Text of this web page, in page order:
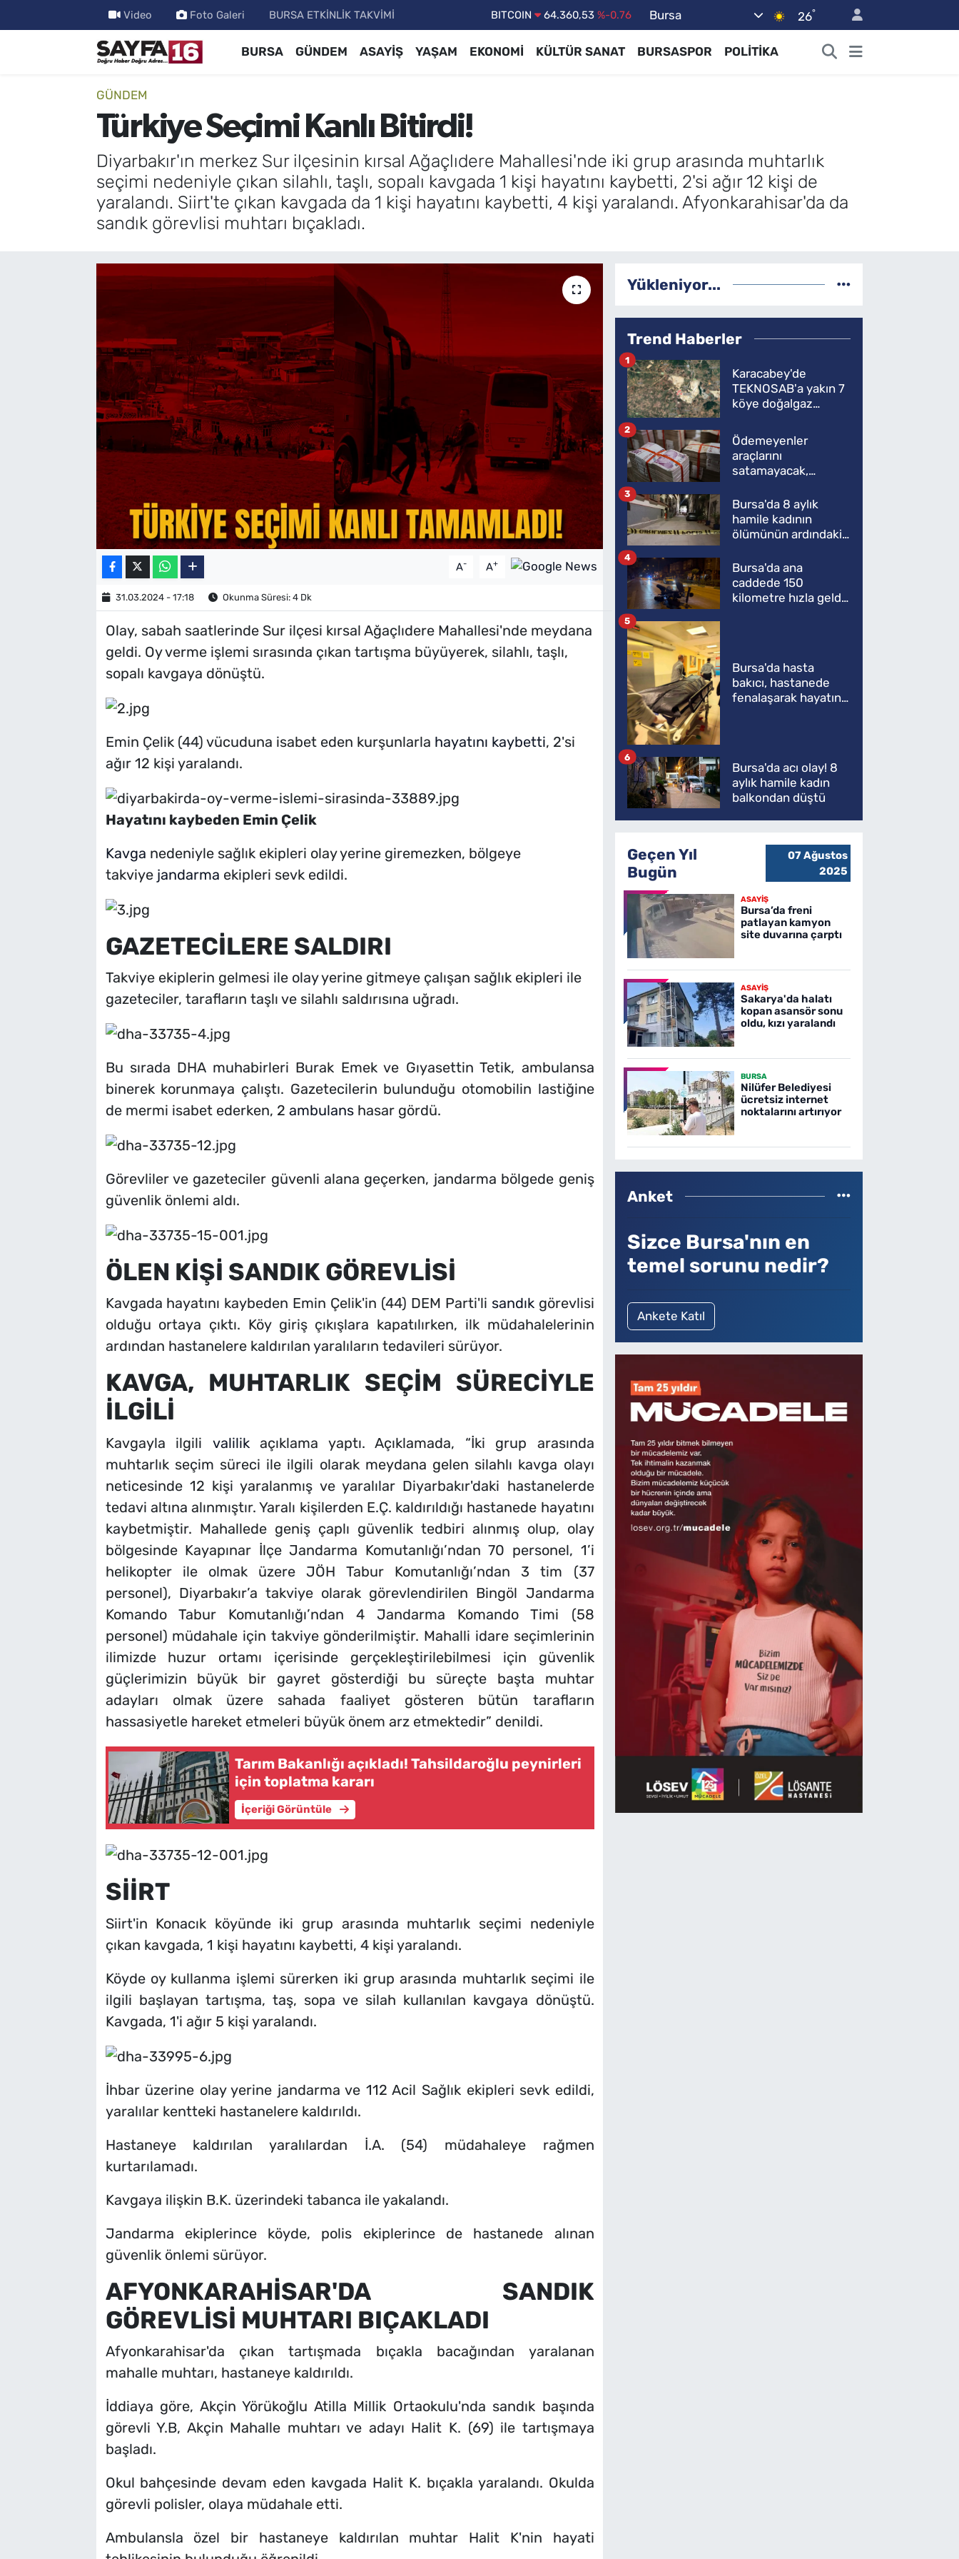
Video Foto Galeri BURSA ETKİNLİK TAKVİMİ DOLAR 47,7143 %0.16
Bursa 26°
BURSA GÜNDEM ASAYİŞ YAŞAM EKONOMİ KÜLTÜR SANAT BURSASPOR POLİTİKA
GÜNDEM
Türkiye Seçimi Kanlı Bitirdi!
Diyarbakır'ın merkez Sur ilçesinin kırsal Ağaçlıdere Mahallesi'nde iki grup arasında muhtarlık
seçimi nedeniyle çıkan silahlı, taşlı, sopalı kavgada 1 kişi hayatını kaybetti, 2'si ağır 12 kişi de
yaralandı. Siirt'te çıkan kavgada da 1 kişi hayatını kaybetti, 4 kişi yaralandı. Afyonkarahisar'da da
sandık görevlisi muhtarı bıçakladı.
A- A+
31.03.2024 - 17:18 Okunma Süresi: 4 Dk
Olay, sabah saatlerinde Sur ilçesi kırsal Ağaçlıdere Mahallesi'nde meydana
geldi. Oy verme işlemi sırasında çıkan tartışma büyüyerek, silahlı, taşlı,
sopalı kavgaya dönüştü.
Emin Çelik (44) vücuduna isabet eden kurşunlarla hayatını kaybetti, 2'si
ağır 12 kişi yaralandı.
Hayatını kaybeden Emin Çelik
Kavga nedeniyle sağlık ekipleri olay yerine giremezken, bölgeye
takviye jandarma ekipleri sevk edildi.
GAZETECİLERE SALDIRI
Takviye ekiplerin gelmesi ile olay yerine gitmeye çalışan sağlık ekipleri ile
gazeteciler, tarafların taşlı ve silahlı saldırısına uğradı.
Bu sırada DHA muhabirleri Burak Emek ve Gıyasettin Tetik, ambulansa
binerek korunmaya çalıştı. Gazetecilerin bulunduğu otomobilin lastiğine
de mermi isabet ederken, 2 ambulanshasar gördü.
Görevliler ve gazeteciler güvenli alana geçerken, jandarma bölgede geniş
güvenlik önlemi aldı.
ÖLEN KİŞİ SANDIK GÖREVLİSİ
Kavgada hayatını kaybeden Emin Çelik'in (44) DEM Parti'li sandıkgörevlisi
olduğu ortaya çıktı. Köy giriş çıkışlara kapatılırken, ilk müdahalelerinin
ardından hastanelere kaldırılan yaralıların tedavileri sürüyor.
KAVGA, MUHTARLIK SEÇİM SÜRECİYLE
İLGİLİ
Kavgayla ilgili valilikaçıklama yaptı. Açıklamada, “İki grup arasında
muhtarlık seçim süreci ile ilgili olarak meydana gelen silahlı kavga olayı
neticesinde 12 kişi yaralanmış ve yaralılar Diyarbakır'daki hastanelerde
tedavi altına alınmıştır. Yaralı kişilerden E.Ç. kaldırıldığı hastanede hayatını
kaybetmiştir. Mahallede geniş çaplı güvenlik tedbiri alınmış olup, olay
bölgesinde Kayapınar İlçe Jandarma Komutanlığı’ndan 70 personel, 1’i
helikopter ile olmak üzere JÖH Tabur Komutanlığı’ndan 3 tim (37
personel), Diyarbakır’a takviye olarak görevlendirilen Bingöl Jandarma
Komando Tabur Komutanlığı’ndan 4 Jandarma Komando Timi (58
personel) müdahale için takviye gönderilmiştir. Mahalli idare seçimlerinin
ilimizde huzur ortamı içerisinde gerçekleştirilebilmesi için güvenlik
güçlerimizin büyük bir gayret gösterdiği bu süreçte başta muhtar
adayları olmak üzere sahada faaliyet gösteren bütün tarafların
hassasiyetle hareket etmeleri büyük önem arz etmektedir” denildi.
Tarım Bakanlığı açıkladı! Tahsildaroğlu peynirleri
için toplatma kararı
İçeriği Görüntüle
SİİRT
Siirt'in Konacık köyünde iki grup arasında muhtarlık seçimi nedeniyle
çıkan kavgada, 1 kişi hayatını kaybetti, 4 kişi yaralandı.
Köyde oy kullanma işlemi sürerken iki grup arasında muhtarlık seçimi ile
ilgili başlayan tartışma, taş, sopa ve silah kullanılan kavgaya dönüştü.
Kavgada, 1'i ağır 5 kişi yaralandı.
İhbar üzerine olay yerine jandarma ve 112 Acil Sağlık ekipleri sevk edildi,
yaralılar kentteki hastanelere kaldırıldı.
Hastaneye kaldırılan yaralılardan İ.A. (54) müdahaleye rağmen
kurtarılamadı.
Kavgaya ilişkin B.K. üzerindeki tabanca ile yakalandı.
Jandarma ekiplerince köyde, polis ekiplerince de hastanede alınan
güvenlik önlemi sürüyor.
AFYONKARAHİSAR'DA SANDIK
GÖREVLİSİ MUHTARI BIÇAKLADI
Afyonkarahisar'da çıkan tartışmada bıçakla bacağından yaralanan
mahalle muhtarı, hastaneye kaldırıldı.
İddiaya göre, Akçin Yörükoğlu Atilla Millik Ortaokulu'nda sandık başında
görevli Y.B, Akçin Mahalle muhtarı ve adayı Halit K. (69) ile tartışmaya
başladı.
Okul bahçesinde devam eden kavgada Halit K. bıçakla yaralandı. Okulda
görevli polisler, olaya müdahale etti.
Ambulansla özel bir hastaneye kaldırılan muhtar Halit K'nin hayati
Yükleniyor...
Trend Haberler
Karacabey'de
TEKNOSAB'a yakın 7
köye doğalgaz
1
Ödemeyenler
araçlarını
satamayacak,
2
Bursa'da 8 aylık
hamile kadının
ölümünün ardındaki
3
Bursa'da ana
caddede 150
kilometre hızla geldi,
4
Bursa'da hasta
bakıcı, hastanede
fenalaşarak hayatını
5
Bursa'da acı olay! 8
aylık hamile kadın
balkondan düştü
6
Geçen Yıl
Bugün
07 Ağustos
2025
ASAYİŞ
Bursa’da freni
patlayan kamyon
site duvarına çarptı
ASAYİŞ
Sakarya'da halatı
kopan asansör sonu
oldu, kızı yaralandı
BURSA
Nilüfer Belediyesi
ücretsiz internet
noktalarını artırıyor
Anket
Sizce Bursa'nın en
temel sorunu nedir?
Ankete Katıl
ÖZEL HABER
İNCELEME
TV REHBERİ
Hava Durumu
Trafik Durumu
TFF 2.Lig Beyaz Grup Puan Durumu ve Fikstür
Tüm Manşetler
Son Dakika Haberleri